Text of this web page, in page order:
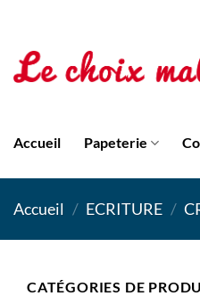
contenu
Accueil Papeterie
Accueil / ECRITURE /
CATÉGORIES DE